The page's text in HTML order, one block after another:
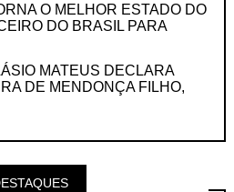
O MELHOR ESTADO DO
DO BRASIL PARA
MATEUS DECLARA
DE MENDONÇA FILHO,